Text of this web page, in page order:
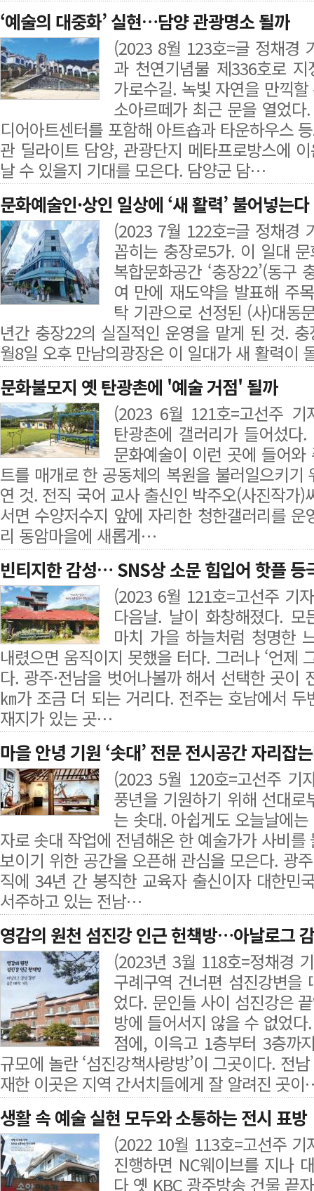
‘예술의 대중화’ 실현…담양 관광명소 될까
(2023 8월 123호=글 정채경
과 천연기념물 제336호로
가로수길. 녹빛 자연을 만끽
소아르떼가 최근 문을 열었
디어아트센터를 포함해 아트숍과 타운하우스
관 딜라이트 담양, 관광단지 메타프로방스에
날 수 있을지 기대를 모은다. 담양군 담…
문화예술인·상인 일상에 ‘새 활력’ 불어넣는다
(2023 7월 122호=글 정채경
꼽히는 충장로5가. 이 일대
복합문화공간 ‘충장22’(동구
여 만에 재도약을 발표해 주
탁 기관으로 선정된 (사)대동
년간 충장22의 실질적인 운영을 맡게 된 것.
월8일 오후 만남의광장은 이 일대가 새 활력이
문화불모지 옛 탄광촌에 '예술 거점' 될까
(2023 6월 121호=고선주 기
탄광촌에 갤러리가 들어섰다
문화예술이 이런 곳에 들어
트를 매개로 한 공동체의 복원을 불러일으키기
연 것. 전직 국어 교사 출신인 박주오(사진작가
서면 수양저수지 앞에 자리한 청한갤러리를
리 동암마을에 새롭게…
빈티지한 감성… SNS상 소문 힘입어 핫플 등
(2023 6월 121호=고선주 기
다음날. 날이 화창해졌다.
마치 가을 하늘처럼 청명한
내렸으면 움직이지 못했을 터다. 그러나 ‘언제
다. 광주·전남을 벗어나볼까 해서 선택한 곳이
㎞가 조금 더 되는 거리다. 전주는 호남에서
재지가 있는 곳…
마을 안녕 기원 ‘솟대’ 전문 전시공간 자리잡
(2023 5월 120호=고선주 기
풍년을 기원하기 위해 선대
는 솟대. 아쉽게도 오늘날에
자로 솟대 작업에 전념해온 한 예술가가 사비
보이기 위한 공간을 오픈해 관심을 모은다. 광
직에 34년 간 봉직한 교육자 출신이자 대한민
서주하고 있는 전남…
영감의 원천 섬진강 인근 헌책방…아날로그
(2023년 3월 118호=정채경
구례구역 건너편 섬진강변
었다. 문인들 사이 섬진강은
방에 들어서지 않을 수 없었
점에, 이윽고 1층부터 3층까
규모에 놀란 ‘섬진강책사랑방’이 그곳이다. 전
재한 이곳은 지역 간서치들에게 잘 알려진 곳
생활 속 예술 실현 모두와 소통하는 전시 표방
(2022 10월 113호=고선주
진행하면 NC웨이브를 지나
다 옛 KBC 광주방송 건물 끝